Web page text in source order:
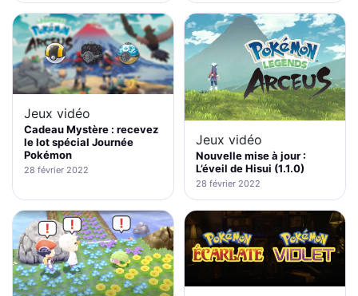
Jeux vidéo
Cadeau Mystère : recevez
le lot spécial Journée
Pokémon
28 février 2022
Jeux vidéo
Nouvelle mise à jour :
L’éveil de Hisui (1.1.0)
28 février 2022